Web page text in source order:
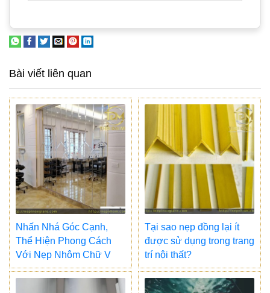
Bài viết liên quan
Nhấn Nhá Góc Cạnh,
Thể Hiện Phong Cách
Với Nẹp Nhôm Chữ V
Tại sao nẹp đồng lại ít
được sử dụng trong trang
trí nội thất?